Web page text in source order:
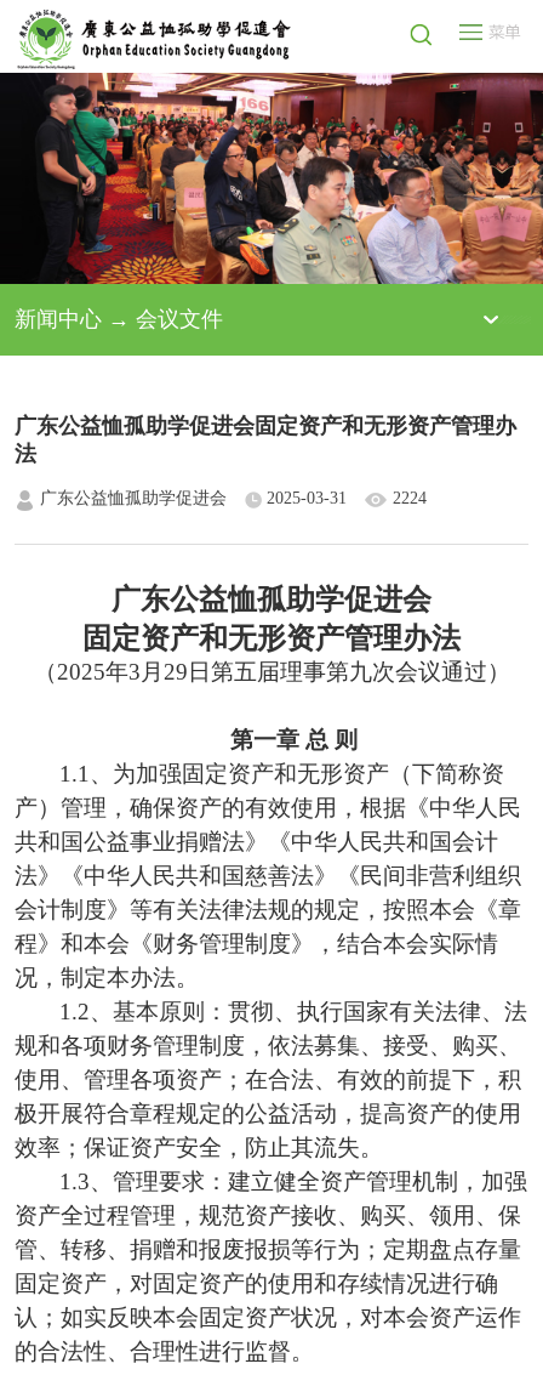
新闻中心 → 会议文件
广东公益恤孤助学促进会固定资产和无形资产管理办
法
广东公益恤孤助学促进会 2025-03-31 2224
广东公益恤孤助学促进会
固定资产和无形资产管理办法
（2025年3月29日第五届理事第九次会议通过）
第一章 总 则
1.1、 为加强固定资产和无形资产（下简称资
产） 管理， 确保资产的有效使用， 根据《中华人民
共和国公益事业捐赠法》《中华人民共和国会计
法》《中华人民共和国慈善法》《民间非营利组织
会计制度》等有关法律法规的规定，按照本会 《章
程》和本会 《财务管理制度》，结合本会实际情
况，制定本办法。
1.2、 基本原则：贯彻、执行国家有关法律、法
规和各项财务管理制度，依法募集、接受、购买、
使用、管理各项资产；在合法、有效的前提下，积
极开展符合章程规定的公益活动，提高资产的使用
效率；保证资产安全，防止其流失。
1.3、 管理要求 ：建立健全资产管理机制
，加强
资产全过程管理，规范资产接收、购买、领用、保
管、转移、捐赠和报废报损等行为；定期盘点存量
固定资产，对固定资产的使用和存续情况进行确
认；如实反映本会固定资产状况，对本会资产运作
的合法性、合理性进行监督。